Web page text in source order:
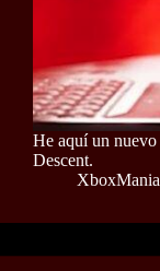
He aquí un
Descent.